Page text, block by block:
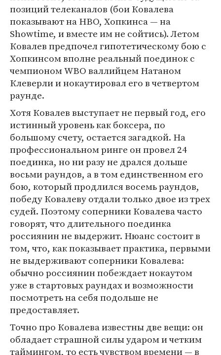
позиций телеканалов (бои Ковалева
показывают на HBO, Хопкинса — на
Showtime, и вместе им не сойтись). Летом
Ковалев предпочел гипотетическому бою с
Хопкинсом вполне реальный поединок с
чемпионом WBO валлийцем Натаном
Клеверли и нокаутировал его в четвертом
раунде.
Хотя Ковалев выступает не первый год, его
истинный уровень как боксера, по
большому счету, остается загадкой. На
профессиональном ринге он провел 24
поединка, но ни разу не дрался дольше
восьми раундов, а в том единственном его
бою, который продлился восемь раундов,
победу Ковалеву отдали только двое из трех
судей. Поэтому соперники Ковалева часто
говорят, что длительного поединка
россиянин не выдержит. Нюанс состоит в
том, что, как показывает практика, первыми
не выдерживают соперники Ковалева:
обычно россиянин побеждает нокаутом
уже в стартовых раундах и возможности
посмотреть на себя подольше не
предоставляет.
Точно про Ковалева известны две вещи: он
обладает страшной силы ударом и четким
таймингом, то есть чувством времени — в